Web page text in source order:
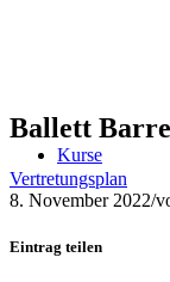
Kurse
Ballett
Vertretungsplan
8. November 2022/
Eintrag teilen